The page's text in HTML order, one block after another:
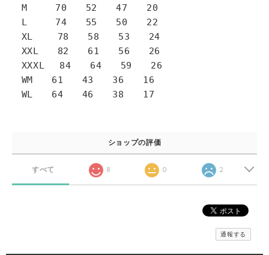
M 70 52 47 20
L 74 55 50 22
XL 78 58 53 24
XXL 82 61 56 26
XXXL 84 64 59 26
WM 61 43 36 16
WL 64 46 38 17
ショップの評価
すべて 8 0 2
通報する